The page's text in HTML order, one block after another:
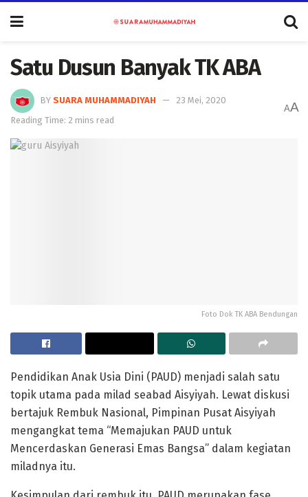
Satu Dusun Banyak TK ABA
BY SUARA MUHAMMADIYAH
23 Mei, 2020
Reading Time: 2 mins read
AA
Foto Dok TK ABA Bendungan
Pendidikan Anak Usia Dini (PAUD) menjadi salah satu
topik utama pada milad seabad Aisyiyah. Lewat diskusi
bertajuk Rembuk Nasional, Pimpinan Pusat Aisyiyah
mengangkat tema “Memajukan PAUD untuk
Mencerdaskan Generasi Emas Bangsa” dalam kegiatan
miladnya itu.